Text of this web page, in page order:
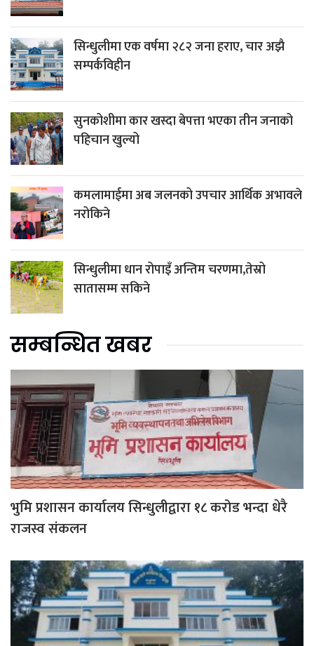
सिन्धुलीमा एक वर्षमा २८२ जना हराए, चार अझै
सम्पर्कविहीन
सुनकोशीमा कार खस्दा बेपत्ता भएका तीन जनाको
पहिचान खुल्यो
कमलामाईमा अब जलनको उपचार आर्थिक अभावले
नरोकिने
सिन्धुलीमा धान रोपाइँ अन्तिम चरणमा,तेस्रो
सातासम्म सकिने
सम्बन्धित खबर
भुमि प्रशासन कार्यालय सिन्धुलीद्वारा १८ करोड भन्दा धेरै
राजस्व संकलन